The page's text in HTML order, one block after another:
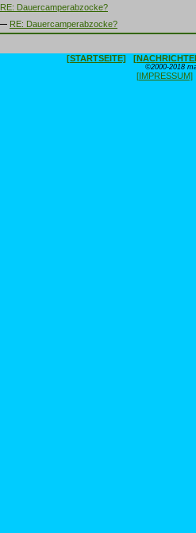
RE: Dauercamperabzocke?
RE: Dauercamperabzocke?
[STARTSEITE]
©2000-2018
[IMPRESSUM]